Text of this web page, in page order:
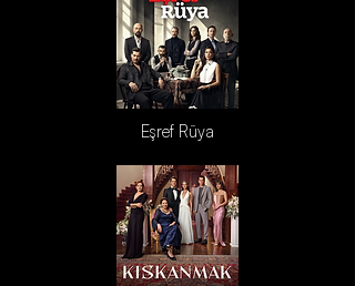
Eşref Rüya